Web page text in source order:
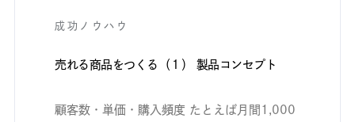
成功ノウハウ
売れる商品をつくる（１） 製品コンセプト
顧客数・単価・購入頻度 たとえば月間1,000